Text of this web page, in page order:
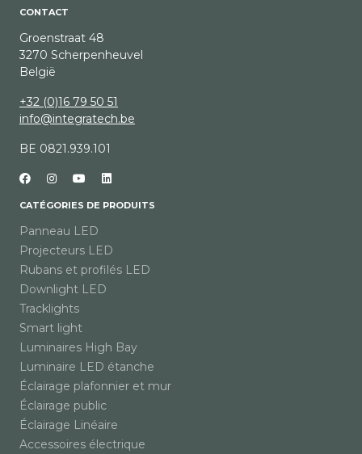
CONTACT
Groenstraat 48
3270 Scherpenheuvel
België
+32 (0)16 79 50 51
info@integratech.be
BE 0821.939.101
CATÉGORIES DE PRODUITS
Panneau LED
Projecteurs LED
Rubans et profilés LED
Downlight LED
Tracklights
Smart light
Luminaires High Bay
Luminaire LED étanche
Éclairage plafonnier et mur
Éclairage public
Éclairage Linéaire
Accessoires électrique